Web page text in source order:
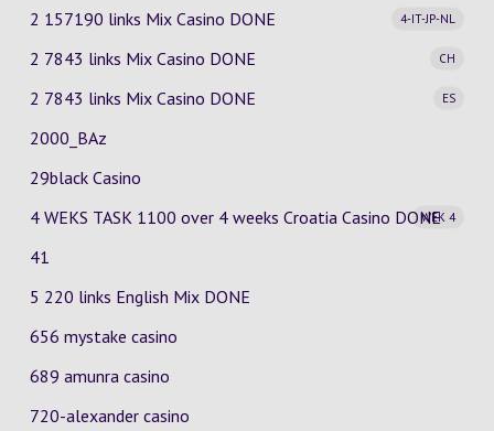
2 157190 links Mix Casino
4-IT-JP-NL
DONE
2 7843 links Mix Casino
CH
DONE
2 7843 links Mix Casino
ES
DONE
2000_BAz
29black Casino
4 WEKS TASK 1100 over 4 weeks Croatia Casino
WEK 4
DONE
41
5 220 links English Mix DONE
656 mystake casino
689 amunra casino
720-alexander casino